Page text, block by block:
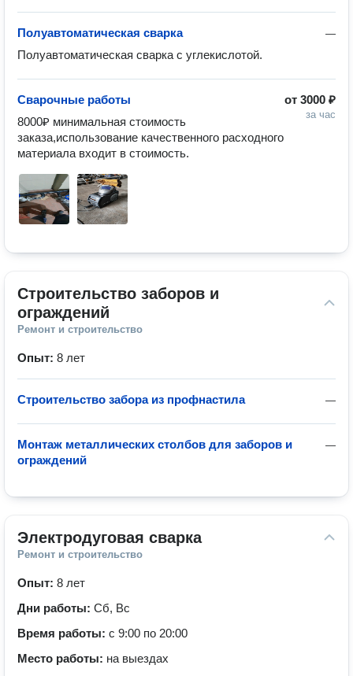
—
Полуавтоматическая сварка
Полуавтоматическая сварка с углекислотой.
от 3000 ₽
за час
Сварочные работы
8000₽ минимальная стоимость
заказа,использование качественного расходного
материала входит в стоимость.
Строительство заборов и
ограждений
Ремонт и строительство
Опыт: 8 лет
—
Строительство забора из профнастила
—
Монтаж металлических столбов для заборов и
ограждений
Электродуговая сварка
Ремонт и строительство
Опыт: 8 лет
Дни работы: Сб, Вс
Время работы: с 9:00 по 20:00
Место работы: на выездах